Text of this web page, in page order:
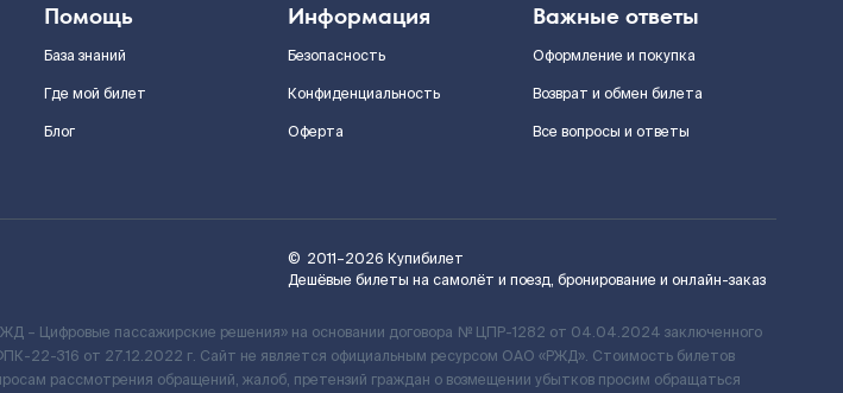
Помощь
База знаний
Где мой билет
Блог
Информация
Безопасность
Конфиденциальность
Оферта
Важные ответы
Оформление и покупка
Возврат и обмен билета
Все вопросы и ответы
© 2011–2026 Купибилет
Дешёвые билеты на самолёт и поезд, бронирование и онлайн-заказ
– Цифровые пассажирские решения» на основании договора № ЦПР-1282 от 04.04.2024 заключенного
316 от 27.12.2022 г. Сайт не является официальным ресурсом ОАО «РЖД». Стоимость билетов
рассмотрения обращений, жалоб, претензий граждан о возмещении убытков просим обращаться